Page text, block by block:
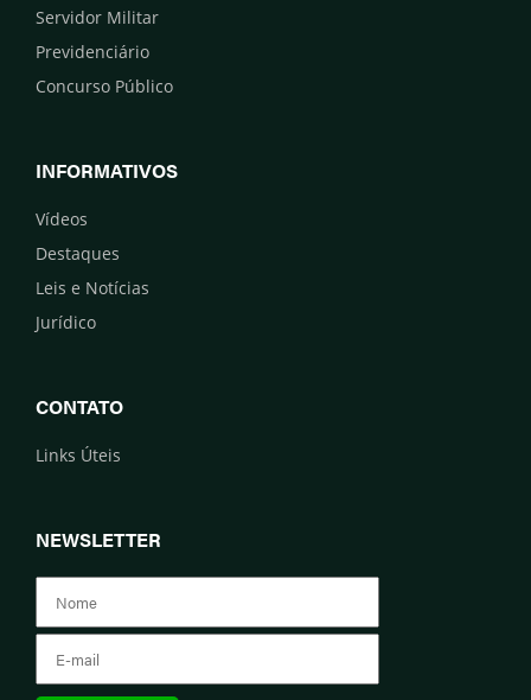
Servidor Militar
Previdenciário
Concurso Público
INFORMATIVOS
Vídeos
Destaques
Leis e Notícias
Jurídico
CONTATO
Links Úteis
NEWSLETTER